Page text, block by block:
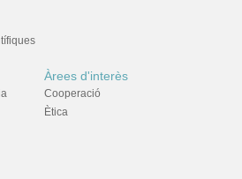
Àrees d'interès
Cooperació
Ètica